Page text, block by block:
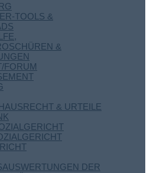
TOOLS &
&
FORUM
& URTEILE
DER